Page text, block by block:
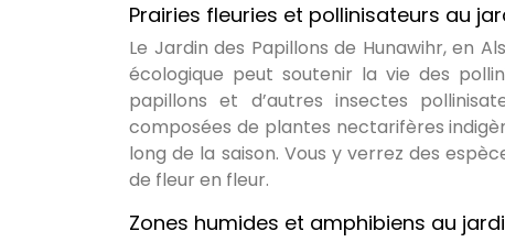
Prairies fleuries et pollinisateurs au
Le Jardin des Papillons de Hunawihr, en
écologique peut soutenir la vie des
papillons et d’autres insectes
composées de plantes nectarifères
long de la saison. Vous y verrez des
de fleur en fleur.
Zones humides et amphibiens au